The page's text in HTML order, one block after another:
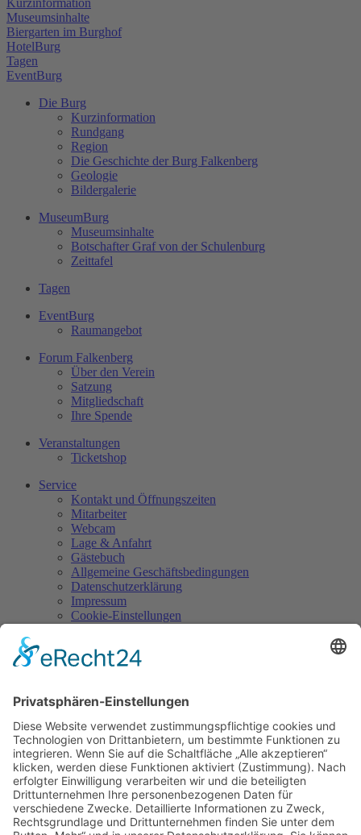
Kurzinformation
Museumsinhalte
Biergarten im Burghof
HotelBurg
Tagen
EventBurg
Die Burg
Kurzinformation
Rundgang
Region
Die Geschichte der Burg Falkenberg
Geologie
Bildergalerie
MuseumBurg
Museumsinhalte
Botschafter Graf von der Schulenburg
Zeittafel
Tagen
EventBurg
Raumangebot
Forum Falkenberg
Über den Verein
Satzung
Mitgliedschaft
Ihre Spende
Veranstaltungen
Ticketshop
Service
Kontakt und Öffnungszeiten
Mitarbeiter
Webcam
Lage & Anfahrt
Gästebuch
Allgemeine Geschäftsbedingungen
Datenschutzerklärung
Impressum
Cookie-Einstellungen
Kontakt
Burg 1
95685 Falkenberg
Tel.: 09637/929945-0
Mail:info@burg-falkenberg.bayern
Hunde nicht erlaubt!
Gefördert/Kofinanziert durch: